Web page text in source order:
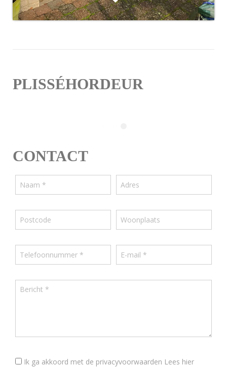
PLISSÉHORDEUR
CONTACT
Ik ga akkoord met de privacyvoorwaarden Lees hier